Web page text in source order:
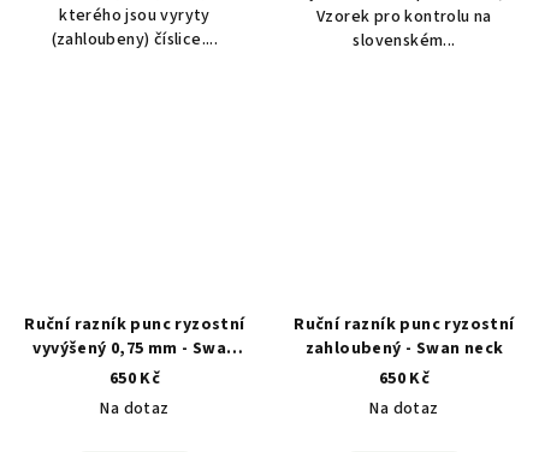
kterého jsou vyryty
(zahloubeny) číslice....
Vzorek pro kontrolu na
slovenském...
Ruční razník punc ryzostní
vyvýšený 0,75 mm - Swan
neck
650 Kč
Na dotaz
Ruční razník punc ryzostní
zahloubený - Swan neck
650 Kč
Na dotaz